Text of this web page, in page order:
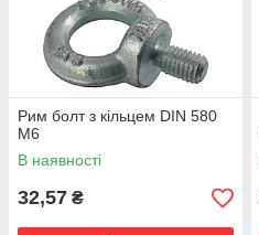
Рим болт з кільцем DIN 580
М6
В наявності
32,57 ₴